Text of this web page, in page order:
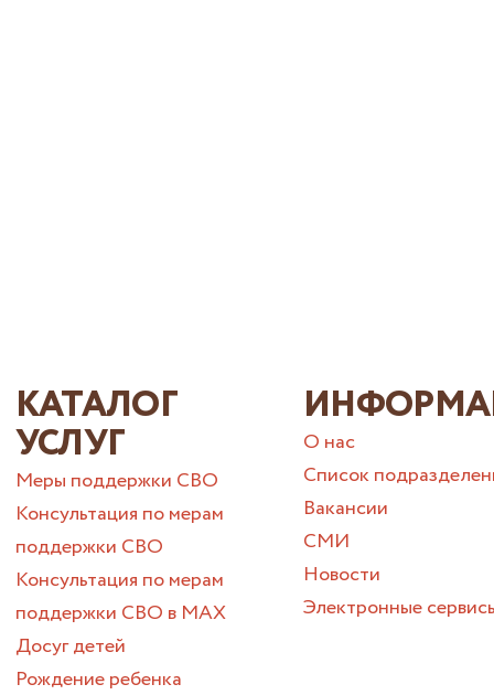
КАТАЛОГ
УСЛУГ
Меры поддержки СВО
Консультация по мерам
поддержки СВО
Консультация по мерам
поддержки СВО в МАХ
Досуг детей
Рождение ребенка
О нас
Список
Вакансии
СМИ
Новости
Электронные